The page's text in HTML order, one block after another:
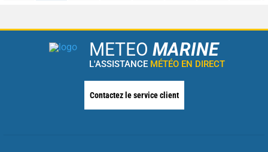
METEO MARINE
L'ASSISTANCE MÉTÉO EN DIRECT
Contactez le service client